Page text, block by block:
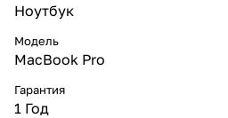
Ноутбук
Модель
MacBook Pro
Гарантия
1 Год